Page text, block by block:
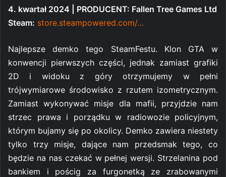
4. kwartał 2024 | PRODUCENT: Fallen Tree Games Ltd
Steam: store.steampowered.com/…
Najlepsze demko tego SteamFestu. Klon GTA w
konwencji pierwszych części, jednak zamiast grafiki
2D i widoku z góry otrzymujemy w pełni
trójwymiarowe środowisko z rzutem izometrycznym.
Zamiast wykonywać misje dla mafii, przyjdzie nam
strzec prawa i porządku w radiowozie policyjnym,
którym bujamy się po okolicy. Demko zawiera niestety
tylko trzy misje, dające nam przedsmak tego, co
będzie na nas czekać w pełnej wersji. Strzelanina pod
bankiem i pościg za furgonetką ze zrabowanymi